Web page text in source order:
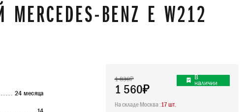
BENZ E W212
24 месяца
14
1 830
1 560
В
наличии
На складе Москва :17 шт.